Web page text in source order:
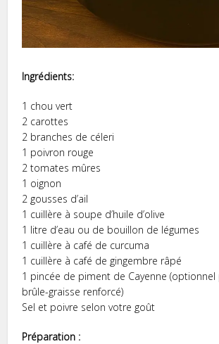
Ingrédients:
1 chou vert
2 carottes
2 branches de céleri
1 poivron rouge
2 tomates mûres
1 oignon
2 gousses d’ail
1 cuillère à soupe d’huile d’olive
1 litre d’eau ou de bouillon de légumes
1 cuillère à café de curcuma
1 cuillère à café de gingembre râpé
1 pincée de piment de Cayenne
brûle-graisse renforcé)
Sel et poivre selon votre goût
Préparation :